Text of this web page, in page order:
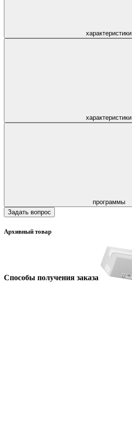
характеристики
характеристики
программы
Задать вопрос
Архивный товар
Способы получения заказа